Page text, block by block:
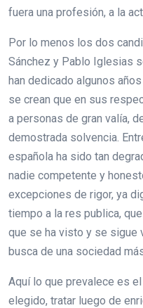
fuera una profesión, a la
Por lo menos los dos
Sánchez y Pablo Iglesias
han dedicado algunos
se crean que en sus
a personas de gran valía,
demostrada solvencia.
española ha sido tan
nadie competente y
excepciones de rigor, ya
tiempo a la res publica,
que se ha visto y se sigue
busca de una sociedad
Aquí lo que prevalece es
elegido, tratar luego de